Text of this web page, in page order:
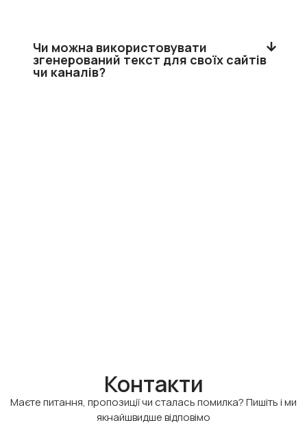
Чи можна використовувати
згенерований текст для своїх сайтів
чи каналів?
Контакти
Маєте питання, пропозиції чи сталась помилка? Пишіть і ми
якнайшвидше відповімо